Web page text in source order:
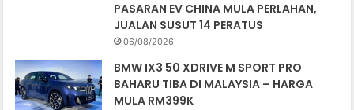
PASARAN EV CHINA MULA PERLAHAN,
JUALAN SUSUT 14 PERATUS
06/08/2026
BMW IX3 50 XDRIVE M SPORT PRO
BAHARU TIBA DI MALAYSIA – HARGA
MULA RM399K